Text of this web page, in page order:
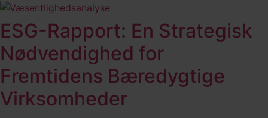
ESG-Rapport: En Strategisk
Nødvendighed for
Fremtidens Bæredygtige
Virksomheder